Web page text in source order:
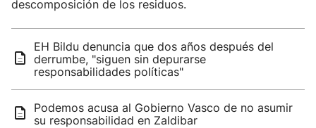
descomposición de los residuos.
EH Bildu denuncia que dos años después del
derrumbe, "siguen sin depurarse
responsabilidades políticas"
Podemos acusa al Gobierno Vasco de no asumir
su responsabilidad en Zaldibar